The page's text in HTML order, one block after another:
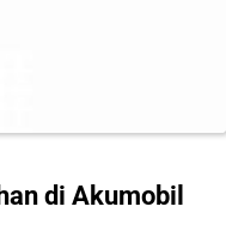
di Akumobil